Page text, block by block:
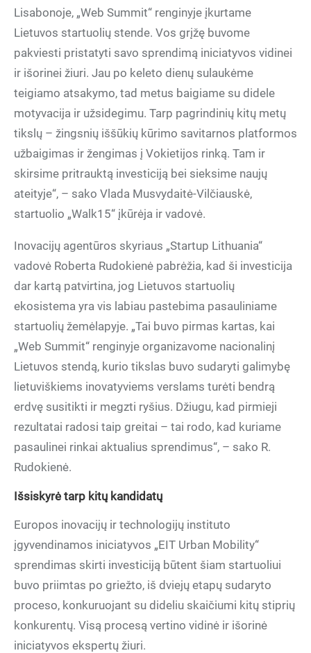
Lisabonoje, „Web Summit“ renginyje įkurtame
Lietuvos startuolių stende. Vos grįžę buvome
pakviesti pristatyti savo sprendimą iniciatyvos vidinei
ir išorinei žiuri. Jau po keleto dienų sulaukėme
teigiamo atsakymo, tad metus baigiame su didele
motyvacija ir užsidegimu. Tarp pagrindinių kitų metų
tikslų – žingsnių iššūkių kūrimo savitarnos platformos
užbaigimas ir žengimas į Vokietijos rinką. Tam ir
skirsime pritrauktą investiciją bei sieksime naujų
ateityje“, – sako Vlada Musvydaitė-Vilčiauskė,
startuolio „Walk15“ įkūrėja ir vadovė.
Inovacijų agentūros skyriaus „Startup Lithuania“
vadovė Roberta Rudokienė pabrėžia, kad ši investicija
dar kartą patvirtina, jog Lietuvos startuolių
ekosistema yra vis labiau pastebima pasauliniame
startuolių žemėlapyje. „Tai buvo pirmas kartas, kai
„Web Summit“ renginyje organizavome nacionalinį
Lietuvos stendą, kurio tikslas buvo sudaryti galimybę
lietuviškiems inovatyviems verslams turėti bendrą
erdvę susitikti ir megzti ryšius. Džiugu, kad pirmieji
rezultatai radosi taip greitai – tai rodo, kad kuriame
pasaulinei rinkai aktualius sprendimus“, – sako R.
Rudokienė.
Išsiskyrė tarp kitų kandidatų
Europos inovacijų ir technologijų instituto
įgyvendinamos iniciatyvos „EIT Urban Mobility“
sprendimas skirti investiciją būtent šiam startuoliui
buvo priimtas po griežto, iš dviejų etapų sudaryto
proceso, konkuruojant su dideliu skaičiumi kitų stiprių
konkurentų. Visą procesą vertino vidinė ir išorinė
iniciatyvos ekspertų žiuri.